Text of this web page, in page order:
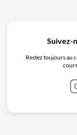
Suivez-
Restez toujours au